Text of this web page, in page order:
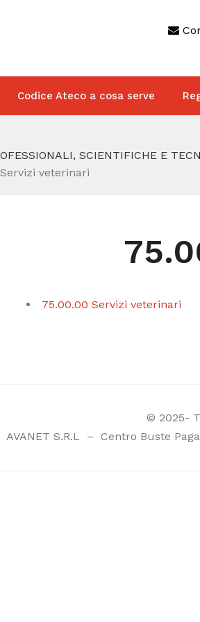
Codice Ateco a cosa serve
SCIENTIFICHE E
veterinari
75.00.00 Servizi veterinari
© 2025-
AVANET S.R.L
– Centro Buste Paga